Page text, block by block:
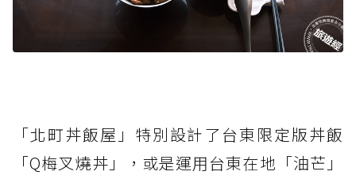
「北町丼飯屋」特別設計了台東限定版丼飯
「Q梅叉燒丼」，或是運用台東在地「油芒」